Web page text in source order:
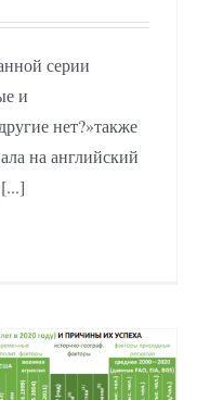
серии
и
нет?»также
на английский